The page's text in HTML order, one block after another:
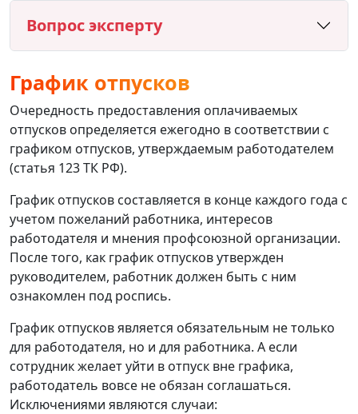
Вопрос эксперту
График отпусков
Очередность предоставления оплачиваемых
отпусков определяется ежегодно в соответствии с
графиком отпусков, утверждаемым работодателем
(статья 123 ТК РФ).
График отпусков составляется в конце каждого года с
учетом пожеланий работника, интересов
работодателя и мнения профсоюзной организации.
После того, как график отпусков утвержден
руководителем, работник должен быть с ним
ознакомлен под роспись.
График отпусков является обязательным не только
для работодателя, но и для работника. А если
сотрудник желает уйти в отпуск вне графика,
работодатель вовсе не обязан соглашаться.
Исключениями являются случаи: